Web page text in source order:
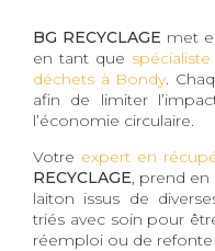
BG RECYCLAGE met
en tant que
déchets à Bondy.
afin de limiter
l’économie circulaire.
Votre expert en
RECYCLAGE, prend en
laiton issus de
triés avec soin pour
réemploi ou de refonte